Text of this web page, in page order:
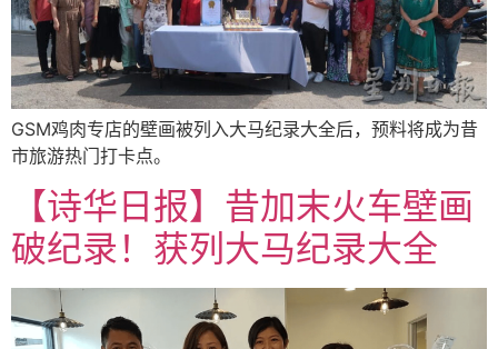
GSM鸡肉专店的壁画被列入大马纪录大全后，预料将成为昔
市旅游热门打卡点。
【诗华日报】昔加末火车壁画
破纪录！获列大马纪录大全